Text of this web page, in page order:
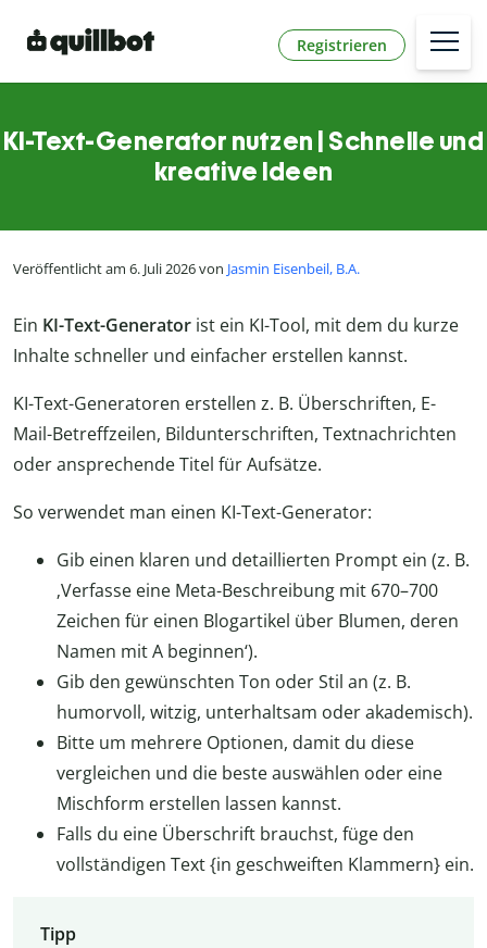
Registrieren
KI-Text-Generator nutzen | Schnelle und
kreative Ideen
Veröffentlicht am 6. Juli 2026 von Jasmin Eisenbeil, B.A.
Ein KI-Text-Generator ist ein KI-Tool, mit dem du kurze
Inhalte schneller und einfacher erstellen kannst.
KI-Text-Generatoren erstellen z. B. Überschriften, E-
Mail-Betreffzeilen, Bildunterschriften, Textnachrichten
oder ansprechende Titel für Aufsätze.
So verwendet man einen KI-Text-Generator:
Gib einen klaren und detaillierten Prompt ein (z. B.
‚Verfasse eine Meta-Beschreibung mit 670–700
Zeichen für einen Blogartikel über Blumen, deren
Namen mit A beginnen‘).
Gib den gewünschten Ton oder Stil an (z. B.
humorvoll, witzig, unterhaltsam oder akademisch).
Bitte um mehrere Optionen, damit du diese
vergleichen und die beste auswählen oder eine
Mischform erstellen lassen kannst.
Falls du eine Überschrift brauchst, füge den
vollständigen Text {in geschweiften Klammern} ein.
Tipp